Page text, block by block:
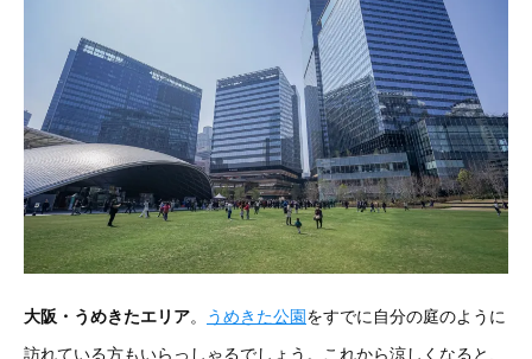
大阪・うめきたエリア。 うめきた公園をすでに自分の庭のように
訪れている方もいらっしゃるでしょう。これから涼しくなると、